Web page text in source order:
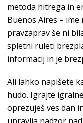
metoda hitrega in
Buenos Aires –
pravzaprav še ni
spletni ruleti
informacij in je
Ali lahko napišete
hudo. Igrajte
oprezuješ ves dan
upravlja nadzor